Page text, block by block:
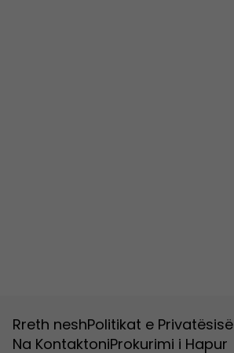
Rreth neshPolitikat e Privatësisë
Na KontaktoniProkurimi i Hapur